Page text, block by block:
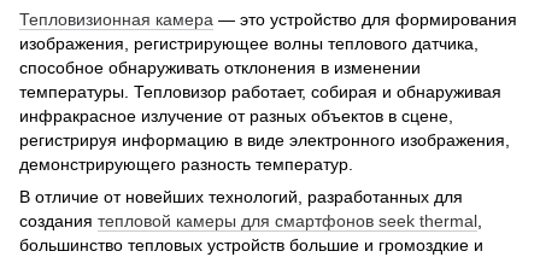
Тепловизионная камера — это устройство для формирования
изображения, регистрирующее волны теплового датчика,
способное обнаруживать отклонения в изменении
температуры. Тепловизор работает, собирая и обнаруживая
инфракрасное излучение от разных объектов в сцене,
регистрируя информацию в виде электронного изображения,
демонстрирующего разность температур.
В отличие от новейших технологий, разработанных для
создания тепловой камеры для смартфонов seek thermal
большинство тепловых устройств большие и громоздкие и